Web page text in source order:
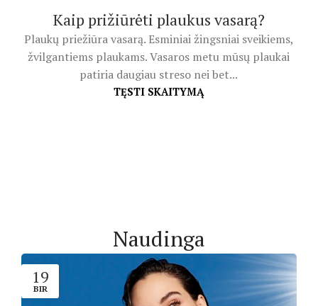
Kaip prižiūrėti plaukus vasarą?
Plaukų priežiūra vasarą. Esminiai žingsniai sveikiems,
žvilgantiems plaukams. Vasaros metu mūsų plaukai
patiria daugiau streso nei bet...
TĘSTI SKAITYMĄ
Naudinga
19
BIR